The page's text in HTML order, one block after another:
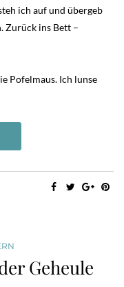
ich auf und übergeb
Zurück ins Bett –
Pofelmaus. Ich lunse
Geheule